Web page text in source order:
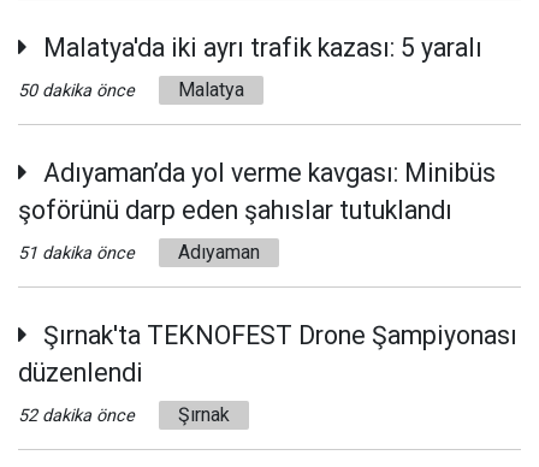
Malatya'da iki ayrı trafik kazası: 5 yaralı
50 dakika önce Malatya
Adıyaman’da yol verme kavgası: Minibüs
şoförünü darp eden şahıslar tutuklandı
51 dakika önce Adıyaman
Şırnak'ta TEKNOFEST Drone Şampiyonası
düzenlendi
52 dakika önce Şırnak